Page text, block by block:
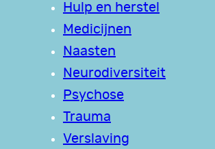
Hulp en herstel
Medicijnen
Naasten
Neurodiversiteit
Psychose
Trauma
Verslaving